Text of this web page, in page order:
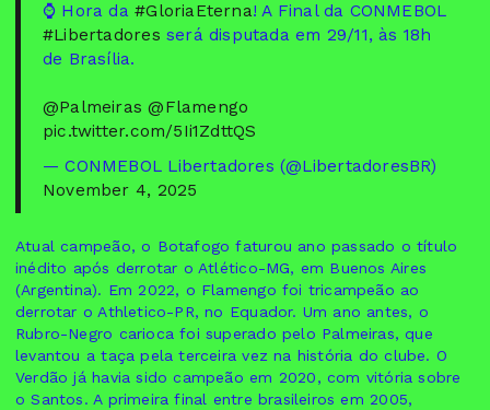
⌚️ Hora da#GloriaEterna! A Final da CONMEBOL
#Libertadores será disputada em 29/11, às 18h
de Brasília.
@Palmeiras @Flamengo
pic.twitter.com/5Ii1ZdttQS
— CONMEBOL Libertadores (@LibertadoresBR)
November 4, 2025
Atual campeão, o Botafogo faturou ano passado o título
inédito após derrotar o Atlético-MG, em Buenos Aires
(Argentina). Em 2022, o Flamengo foi tricampeão ao
derrotar o Athletico-PR, no Equador. Um ano antes, o
Rubro-Negro carioca foi superado pelo Palmeiras, que
levantou a taça pela terceira vez na história do clube. O
Verdão já havia sido campeão em 2020, com vitória sobre
o Santos. A primeira final entre brasileiros em 2005,